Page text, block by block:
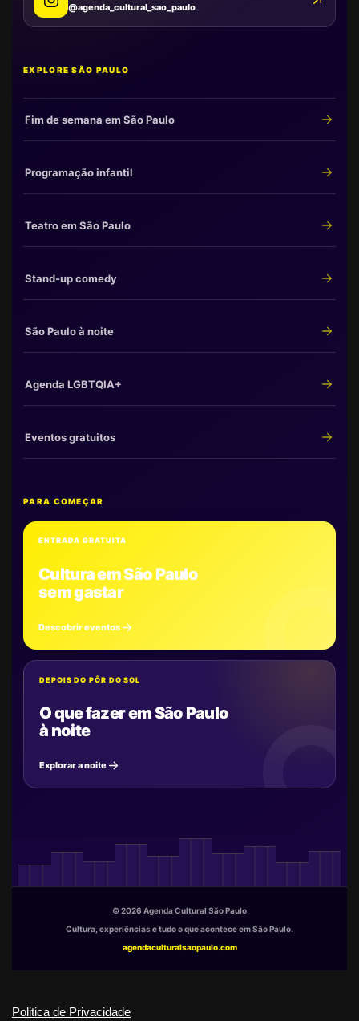
@agenda_cultural_sao_paulo
EXPLORE SÃO PAULO
Fim de semana em São Paulo
Programação infantil
Teatro em São Paulo
Stand-up comedy
São Paulo à noite
Agenda LGBTQIA+
Eventos gratuitos
PARA COMEÇAR
ENTRADA GRATUITA
Cultura em São Paulo
sem gastar
Descobrir eventos
DEPOIS DO PÔR DO SOL
O que fazer em São Paulo
à noite
Explorar a noite
© 2026 Agenda Cultural São Paulo
Cultura, experiências e tudo o que acontece em São Paulo.
agendaculturalsaopaulo.com
Politica de Privacidade